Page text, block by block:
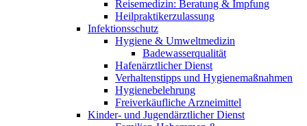
Reisemedizin: Beratung & Impfung
Heilpraktikerzulassung
Infektionsschutz
Hygiene & Umweltmedizin
Badewasserqualität
Hafenärztlicher Dienst
Verhaltenstipps und Hygienemaßnahmen
Hygienebelehrung
Freiverkäufliche Arzneimittel
Kinder- und Jugendärztlicher Dienst